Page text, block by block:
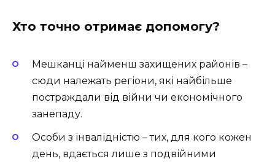
Хто точно отримає допомогу?
Мешканці найменш захищених районів –
сюди належать регіони, які найбільше
постраждали від війни чи економічного
занепаду.
Особи з інвалідністю – тих, для кого кожен
день, вдається лише з подвійними